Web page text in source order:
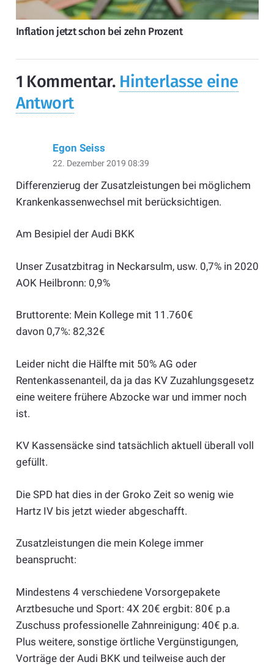
Inflation jetzt schon bei zehn Prozent
1 Kommentar. Hinterlasse eine
Antwort
Egon Seiss
22. Dezember 2019 08:39
Differenzierug der Zusatzleistungen bei möglichem
Krankenkassenwechsel mit berücksichtigen.
Am Besipiel der Audi BKK
Unser Zusatzbitrag in Neckarsulm, usw. 0,7% in 2020
AOK Heilbronn: 0,9%
Bruttorente: Mein Kollege mit 11.760€
davon 0,7%: 82,32€
Leider nicht die Hälfte mit 50% AG oder
Rentenkassenanteil, da ja das KV Zuzahlungsgesetz
eine weitere frühere Abzocke war und immer noch
ist.
KV Kassensäcke sind tatsächlich aktuell überall voll
gefüllt.
Die SPD hat dies in der Groko Zeit so wenig wie
Hartz IV bis jetzt wieder abgeschafft.
Zusatzleistungen die mein Kolege immer
beansprucht:
Mindestens 4 verschiedene Vorsorgepakete
Arztbesuche und Sport: 4X 20€ ergbit: 80€ p.a
Zuschuss professionelle Zahnreinigung: 40€ p.a.
Plus weitere, sonstige örtliche Vergünstigungen,
Vorträge der Audi BKK und teilweise auch der